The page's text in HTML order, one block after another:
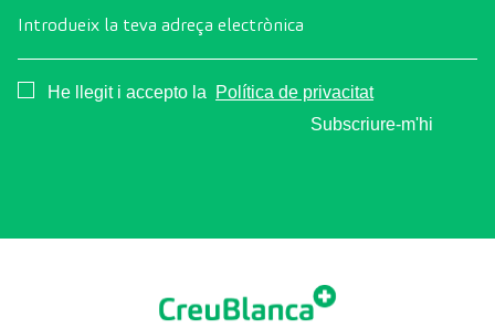
Introdueix la teva adreça electrònica
Consentimiento
He llegit i accepto la
Política de privacitat
Subscriure-m'hi